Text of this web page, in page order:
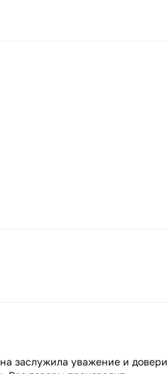
заслужила уважение и